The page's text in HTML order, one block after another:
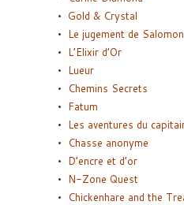
Gold & Crystal
Le jugement de Salomon
L’Elixir d’Or
Lueur
Chemins Secrets
Fatum
Les aventures du
Chasse anonyme
D’encre et d’or
N-Zone Quest
Chickenhare and the